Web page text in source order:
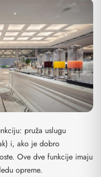
pruža uslugu
i, ako je dobro
Ove dve funkcije imaju
opreme.